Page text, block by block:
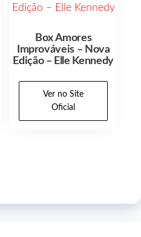
Box Amores
Improváveis – Nova
Edição – Elle Kennedy
Ver no Site
Oficial